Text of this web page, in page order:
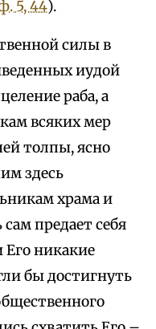
5, 44).
силы в
иудой
раба, а
всяких мер
толпы, ясно
здесь
храма и
предает себя
Его никакие
бы достигнуть